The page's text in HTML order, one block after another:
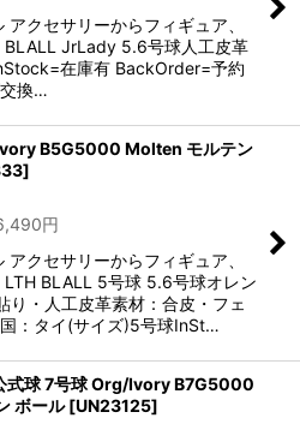
絞り込む
アクセサリーからフィギュア、
BLALL JrLady 5.6号球人工皮革
在庫有 BackOrder=予約
…
B5G5000 Molten モルテン
]
円
アクセサリーからフィギュア、
LTH BLALL 5号球 5.6号球オレン
り・人工皮革素材：合皮・フェ
：タイ(サイズ)5号球InSt…
式球 7号球 Org/Ivory B7G5000
ボール [UN23125]